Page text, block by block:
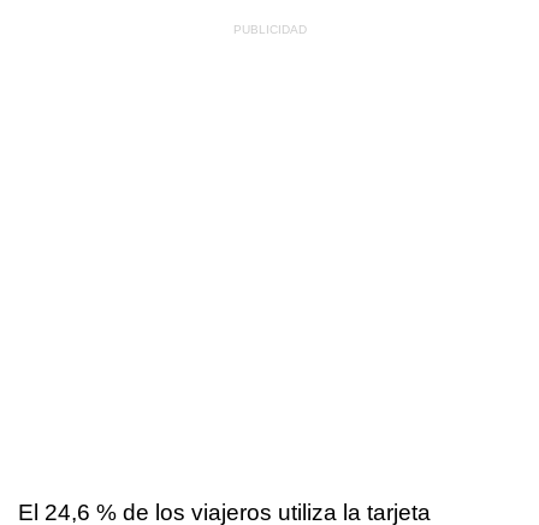
El 24,6 % de los viajeros utiliza la tarjeta